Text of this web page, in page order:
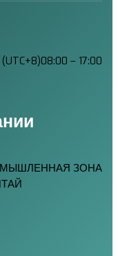
(UTC+8)08:00 – 17:00
ЗОНА